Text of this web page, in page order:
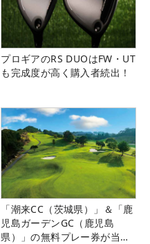
プロギアのRS DUOはFW・UT
も完成度が高く購入者続出！
「潮来CC（茨城県）」＆「鹿
児島ガーデンGC（鹿児島
県）」の無料プレー券が当た